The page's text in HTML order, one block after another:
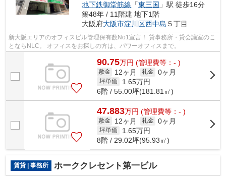
地下鉄御堂筋線 「東三国 」駅 徒歩16分
築48年 / 11階建 地下1階
大阪府大阪市淀川区西中島 ５丁目
新大阪エリアのオフィスビル管理保有数No1宣言！ 貸事務所・貸会議室のこ
とならNLC。 オフィスをお探しの方は、パワーオフィスまで。
90.75万円 (管理費等：- )
敷金 12ヶ月 礼金 0ヶ月
坪単価 1.65万円
6階 / 55.00坪(181.81㎡)
47.883万円 (管理費等：- )
敷金 12ヶ月 礼金 0ヶ月
坪単価 1.65万円
8階 / 29.02坪(95.93㎡)
賃貸 | 事務所 ホーククレセント第一ビル